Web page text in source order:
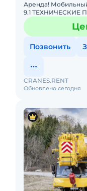
Аренда! Мобильный автокран (кран) Liebherr LTM 11200-
9.1 ТЕХНИЧЕСКИЕ
грузоподъёмность:
м Макс.
Позвонить
Обновлено сегодня
CRANES.RENT